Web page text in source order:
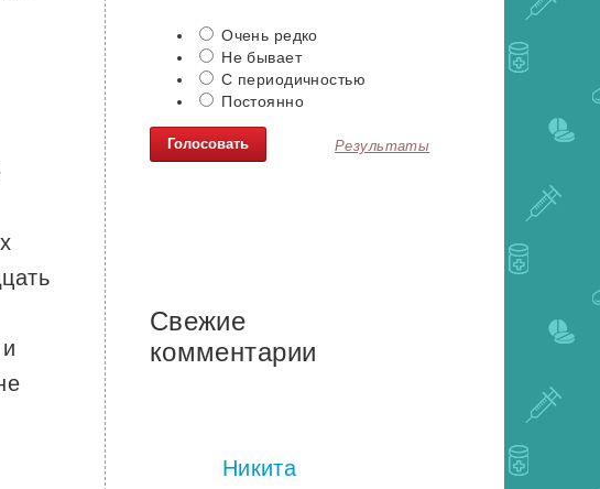
Очень редко
Не бывает
С периодичностью
Постоянно
Результаты
Свежие
комментарии
Никита